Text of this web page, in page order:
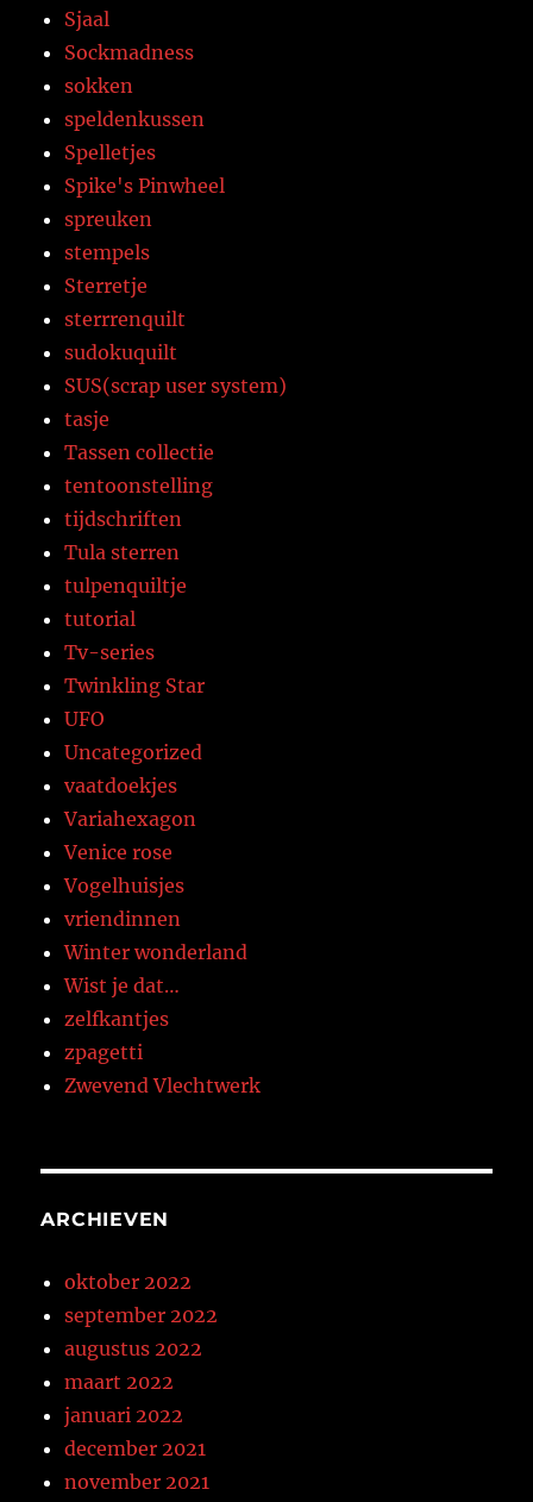
Sjaal
Sockmadness
sokken
speldenkussen
Spelletjes
Spike's Pinwheel
spreuken
stempels
Sterretje
sterrrenquilt
sudokuquilt
SUS(scrap user system)
tasje
Tassen collectie
tentoonstelling
tijdschriften
Tula sterren
tulpenquiltje
tutorial
Tv-series
Twinkling Star
UFO
Uncategorized
vaatdoekjes
Variahexagon
Venice rose
Vogelhuisjes
vriendinnen
Winter wonderland
Wist je dat…
zelfkantjes
zpagetti
Zwevend Vlechtwerk
ARCHIEVEN
oktober 2022
september 2022
augustus 2022
maart 2022
januari 2022
december 2021
november 2021